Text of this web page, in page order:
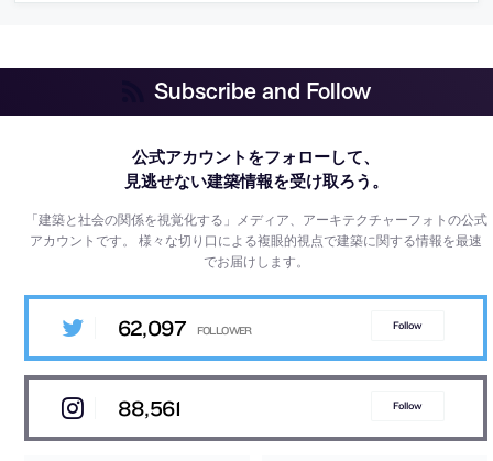
Subscribe and Follow
公式アカウントをフォローして、
見逃せない建築情報を受け取ろう。
「建築と社会の関係を視覚化する」メディア、アーキテクチャーフォトの公式
アカウントです。様々な切り口による複眼的視点で建築に関する情報を最速
でお届けします。
62,097 Follow
88,561 Follow